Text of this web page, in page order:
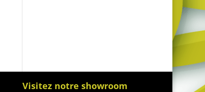
Visitez notre showroom